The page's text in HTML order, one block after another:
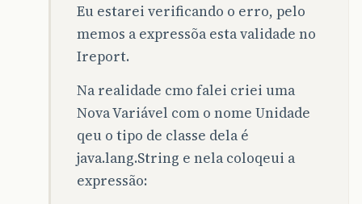
Eu estarei verificando o erro, pelo
memos a expressõa esta validade no
Ireport.
Na realidade cmo falei criei uma
Nova Variável com o nome Unidade
qeu o tipo de classe dela é
java.lang.String e nela coloqeui a
expressão: